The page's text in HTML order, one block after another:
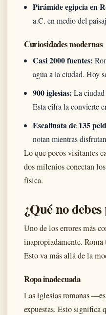
Pirámide egipcia en
a.C. en medio del
Curiosidades modernas
Casi 2000 fuentes:
agua a la ciudad. Hoy
900 iglesias: La ciudad
Esta cifra la convierte
Escalinata de 135
notan mientras
Lo que pocos visitantes
dos milenios conectan
física.
¿Qué no
Uno de los errores más
inapropiadamente.
Esto va más allá de la
Ropa inadecuada
Las iglesias romanas
expuestas. Esto significa